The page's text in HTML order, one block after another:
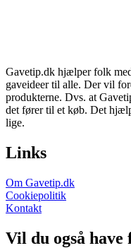
Gavetip.dk hjælper folk
gaveideer til alle. Der vil
produkterne. Dvs. at
det fører til et køb. Det
lige.
Links
Om Gavetip.dk
Cookiepolitik
Kontakt
Vil du også have